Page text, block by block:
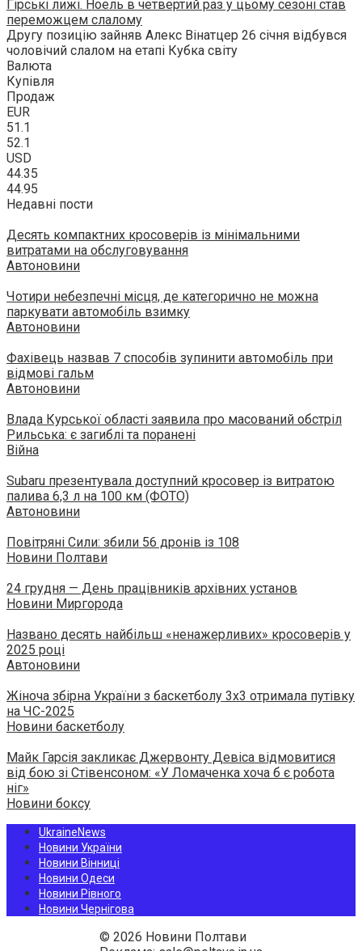
Гірські лижі. Ноель в четвертий раз у цьому сезоні став
переможцем слалому
Другу позицію зайняв Алекс Вінатцер 26 січня відбувся
чоловічий слалом на етапі Кубка світу
Валюта
Купівля
Продаж
EUR
51.1
52.1
USD
44.35
44.95
Недавні пости
Десять компактних кросоверів із мінімальними
витратами на обслуговування
Автоновини
Чотири небезпечні місця, де категорично не можна
паркувати автомобіль взимку
Автоновини
Фахівець назвав 7 способів зупинити автомобіль при
відмові гальм
Автоновини
Влада Курської області заявила про масований обстріл
Рильська: є загиблі та поранені
Війна
Subaru презентувала доступний кросовер із витратою
палива 6,3 л на 100 км (ФОТО)
Автоновини
Повітряні Сили: збили 56 дронів із 108
Новини Полтави
24 грудня — День працівників архівних установ
Новини Миргорода
Названо десять найбільш «ненажерливих» кросоверів у
2025 році
Автоновини
Жіноча збірна України з баскетболу 3х3 отримала путівку
на ЧС-2025
Новини баскетболу
Майк Гарсія закликає Джервонту Девіса відмовитися
від бою зі Стівенсоном: «У Ломаченка хоча б є робота
ніг»
Новини боксу
UkraineNews
Новини України
Новини Вінниці
Новини Одеси
Новини Рівного
Новини Чернігова
© 2026 Новини Полтави